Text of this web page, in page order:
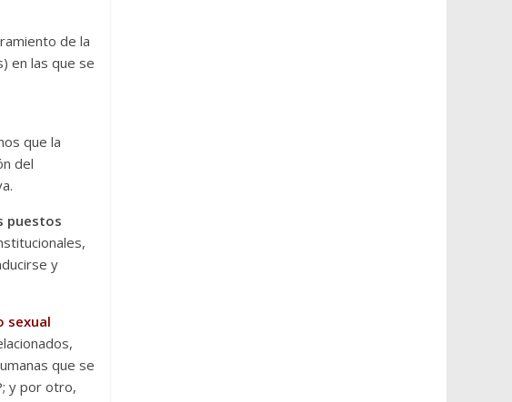
de la
en las que se
que la
del
puestos
y
sexual
que se
y por otro,